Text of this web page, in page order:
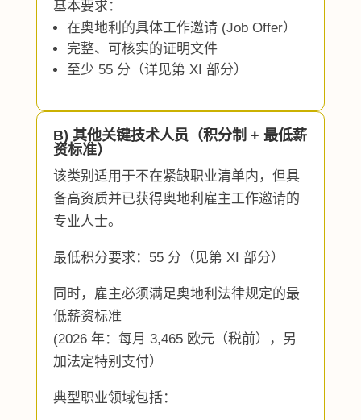
基本要求：
在奥地利的具体工作邀请 (Job Offer）
完整、可核实的证明文件
至少 55 分（详见第 XI 部分）
B) 其他关键技术人员（积分制 + 最低薪
资标准）
该类别适用于不在紧缺职业清单内，但具
备高资质并已获得奥地利雇主工作邀请的
专业人士。
最低积分要求：55 分（见第 XI 部分）
同时，雇主必须满足奥地利法律规定的最
低薪资标准
(2026 年：每月 3,465 欧元（税前），另
加法定特别支付）
典型职业领域包括：